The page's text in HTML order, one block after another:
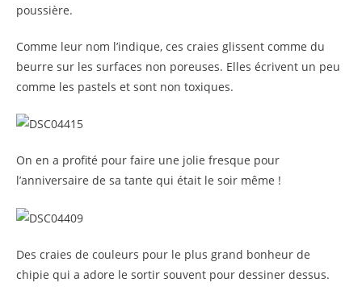
poussière.
Comme leur nom l’indique, ces craies glissent comme du
beurre sur les surfaces non poreuses. Elles écrivent un peu
comme les pastels et sont non toxiques.
On en a profité pour faire une jolie fresque pour
l’anniversaire de sa tante qui était le soir même !
Des craies de couleurs pour le plus grand bonheur de
chipie qui a adore le sortir souvent pour dessiner dessus.